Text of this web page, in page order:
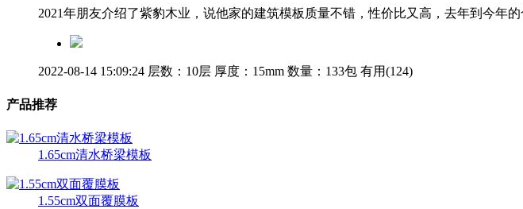
2021年朋友介绍了紫豹木业，说他家的建筑模板质量不错，性价比又高，去年到今年
2022-08-14 15:09:24 层数：10层 厚度：15mm 数量：133包 有用(124)
产品推荐
1.65cm清水桥梁模板
1.55cm双面覆膜板